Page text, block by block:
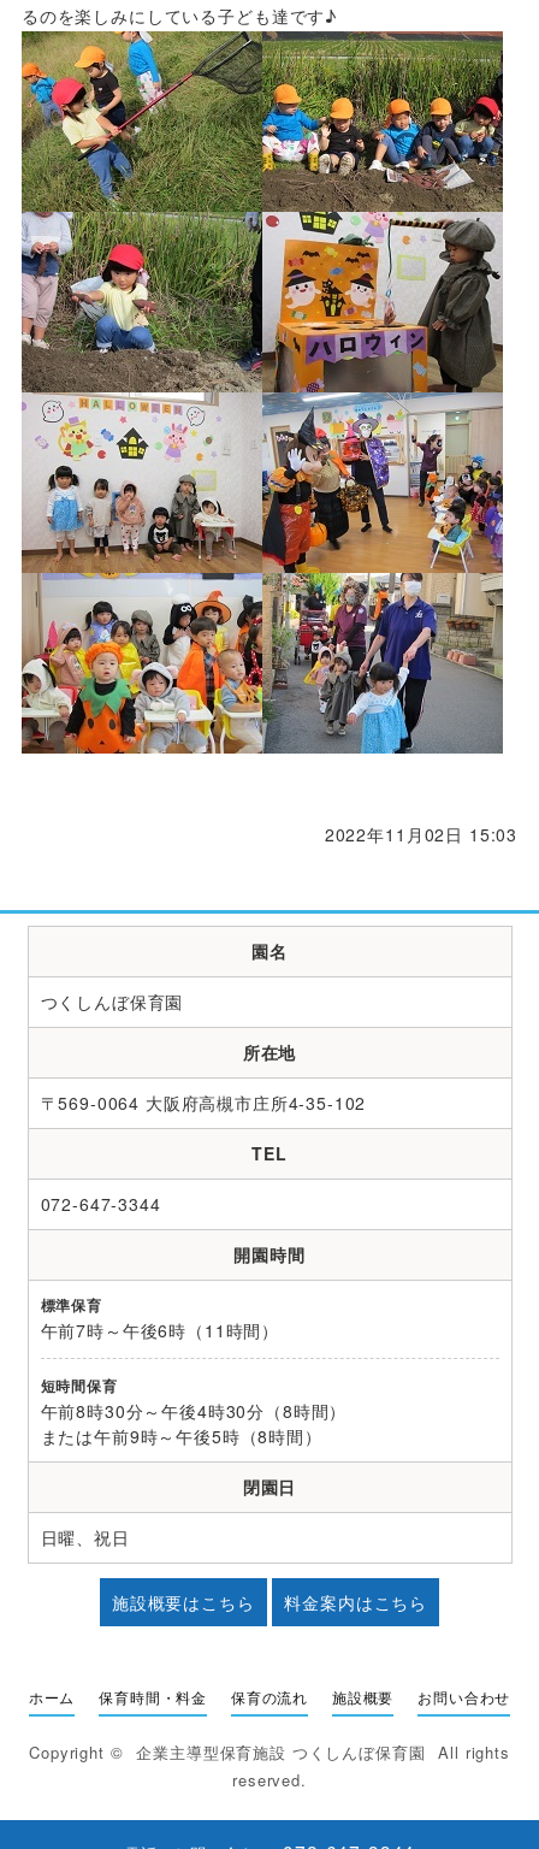
るのを楽しみにしている子ども達です♪
2022年11月02日 15:03
園名
つくしんぼ保育園
所在地
〒569-0064 大阪府高槻市庄所4-35-102
TEL
072-647-3344
開園時間
標準保育
午前7時～午後6時（11時間）
短時間保育
午前8時30分～午後4時30分（8時間）
または午前9時～午後5時（8時間）
閉園日
日曜、祝日
施設概要はこちら 料金案内はこちら
ホーム 保育時間・料金 保育の流れ 施設概要 お問い合わせ
Copyright © 企業主導型保育施設 つくしんぼ保育園
All rights
reserved.